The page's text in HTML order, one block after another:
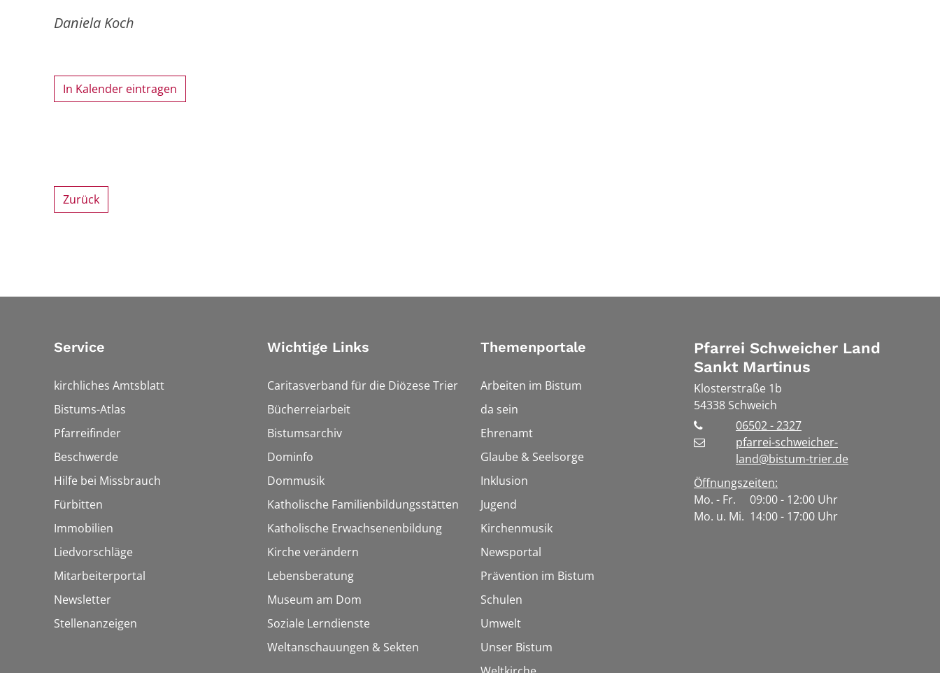
Daniela Koch
In Kalender eintragen
Zurück
Service
kirchliches Amtsblatt
Bistums-Atlas
Pfarreifinder
Beschwerde
Hilfe bei Missbrauch
Fürbitten
Immobilien
Liedvorschläge
Mitarbeiterportal
Newsletter
Stellenanzeigen
Wichtige Links
Caritasverband für die Diözese Trier
Bücherreiarbeit
Bistumsarchiv
Dominfo
Dommusik
Katholische Familienbildungsstätten
Katholische Erwachsenenbildung
Kirche verändern
Lebensberatung
Museum am Dom
Soziale Lerndienste
Weltanschauungen & Sekten
Themenportale
Arbeiten im Bistum
da sein
Ehrenamt
Glaube & Seelsorge
Inklusion
Jugend
Kirchenmusik
Newsportal
Prävention im Bistum
Schulen
Umwelt
Unser Bistum
Pfarrei Schweicher Land
Sankt Martinus
Klosterstraße 1b
54338 Schweich
06502 - 2327
pfarrei-schweicher-
land@bistum-trier.de
Öffnungszeiten:
Mo. - Fr. 09:00 - 12:00 Uhr
Mo. u. Mi. 14:00 - 17:00 Uhr